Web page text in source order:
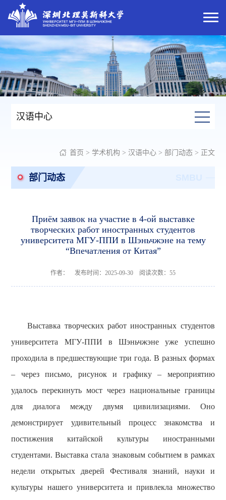
汉语中心
首页 > 学术机构 > 汉语中心> 部门动态> 正文
部门动态
Приём заявок на участие в 4-ой выставке
творческих работ иностранных студентов
университета МГУ-ППИ в Шэньчжэне на тему
“Впечатления от Китая”
作者： 发布时间：2025-09-30 阅读次数： 55
Выставка творческих работ иностранных студентов
университета МГУ-ППИ в Шэньчжэне уже успешно
проходила в предшествующие три года. В разных формах
– через письмо, рисунок и графику – мероприятию
удалось перекинуть мост через национальные границы
для диалога между двумя цивилизациями. Оно
демонстрирует удивительный процесс знакомства и
постижения китайской культуры иностранными
студентами. Выставка стала знаковым событием в рамках
недели открытых дверей Фестиваля знаний, науки и
культуры нашего университета и привлекла множество